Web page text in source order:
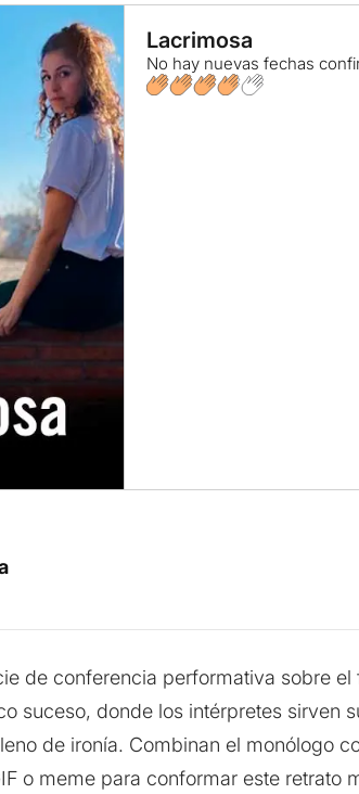
Lacrimosa
No hay nuevas fechas
de conferencia performativa sobre
suceso, donde los intérpretes sirven
de ironía. Combinan el monólogo
o meme para conformar este retrato